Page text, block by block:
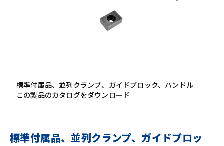
標準付属品、並列クランプ、ガイドブロック、ハンドル
この製品のカタログをダウンロード
標準付属品、並列クランプ、ガイドブロッ